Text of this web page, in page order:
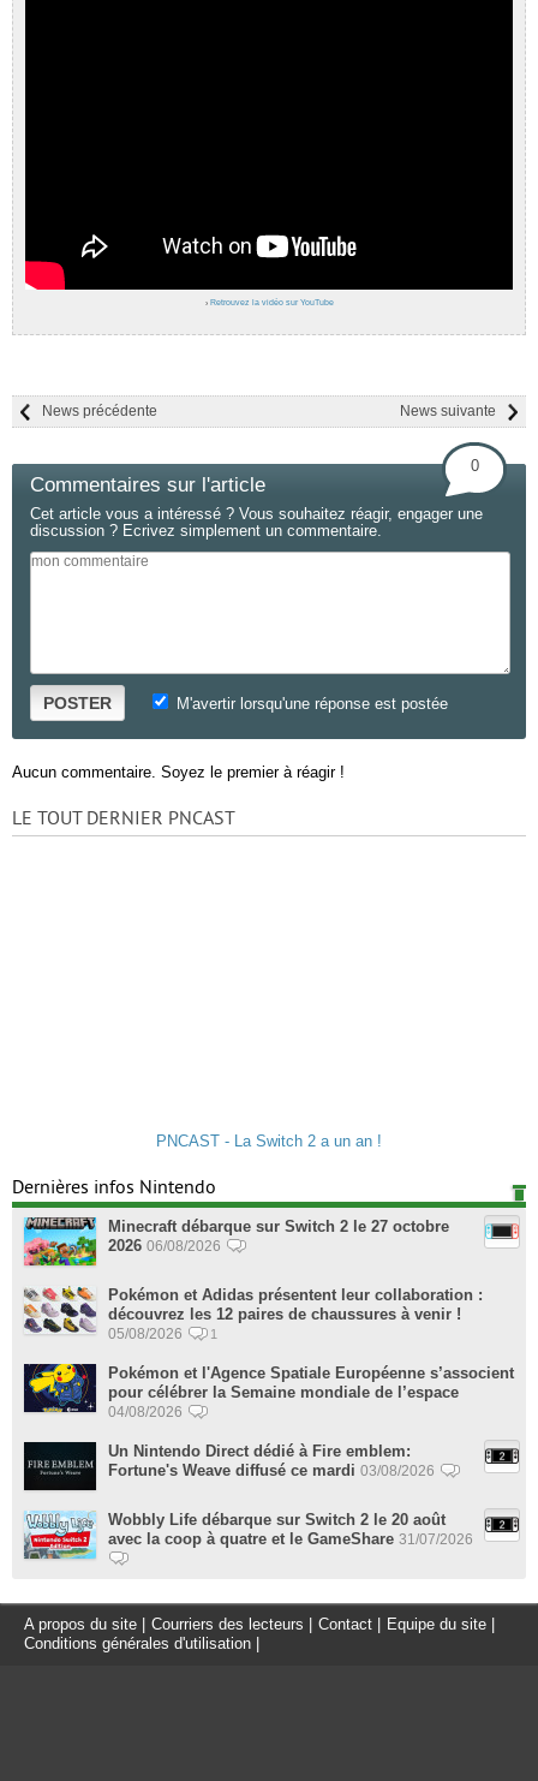
› Retrouvez la vidéo sur YouTube
News suivante
News précédente
Commentaires sur l'article
0
Cet article vous a intéressé ? Vous souhaitez réagir, engager une
discussion ? Ecrivez simplement un commentaire.
POSTER M'avertir lorsqu'une réponse est postée
Aucun commentaire. Soyez le premier à réagir !
LE TOUT DERNIER PNCAST
PNCAST - La Switch 2 a un an !
Dernières infos Nintendo
Minecraft débarque sur Switch 2 le 27 octobre
2026 06/08/2026
Pokémon et Adidas présentent leur collaboration :
découvrez les 12 paires de chaussures à venir !
05/08/2026 1
Pokémon et l'Agence Spatiale Européenne s’associent
pour célébrer la Semaine mondiale de l’espace
04/08/2026
Un Nintendo Direct dédié à Fire emblem:
Fortune's Weave diffusé ce mardi 03/08/2026
Wobbly Life débarque sur Switch 2 le 20 août
avec la coop à quatre et le GameShare 31/07/2026
A propos du site Courriers des lecteurs Contact Equipe du site
Conditions générales d'utilisation